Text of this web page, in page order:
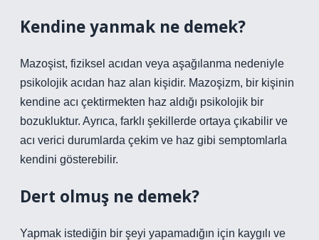
Kendine yanmak ne demek?
Mazoşist, fiziksel acıdan veya aşağılanma nedeniyle
psikolojik acıdan haz alan kişidir. Mazoşizm, bir kişinin
kendine acı çektirmekten haz aldığı psikolojik bir
bozukluktur. Ayrıca, farklı şekillerde ortaya çıkabilir ve
acı verici durumlarda çekim ve haz gibi semptomlarla
kendini gösterebilir.
Dert olmuş ne demek?
Yapmak istediğin bir şeyi yapamadığın için kaygılı ve